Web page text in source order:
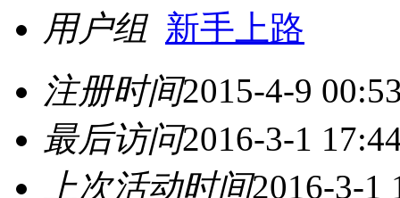
用户组 新手上路
注册时间2015-4-9
最后访问2016-3-1
上次活动时间2016-3-1